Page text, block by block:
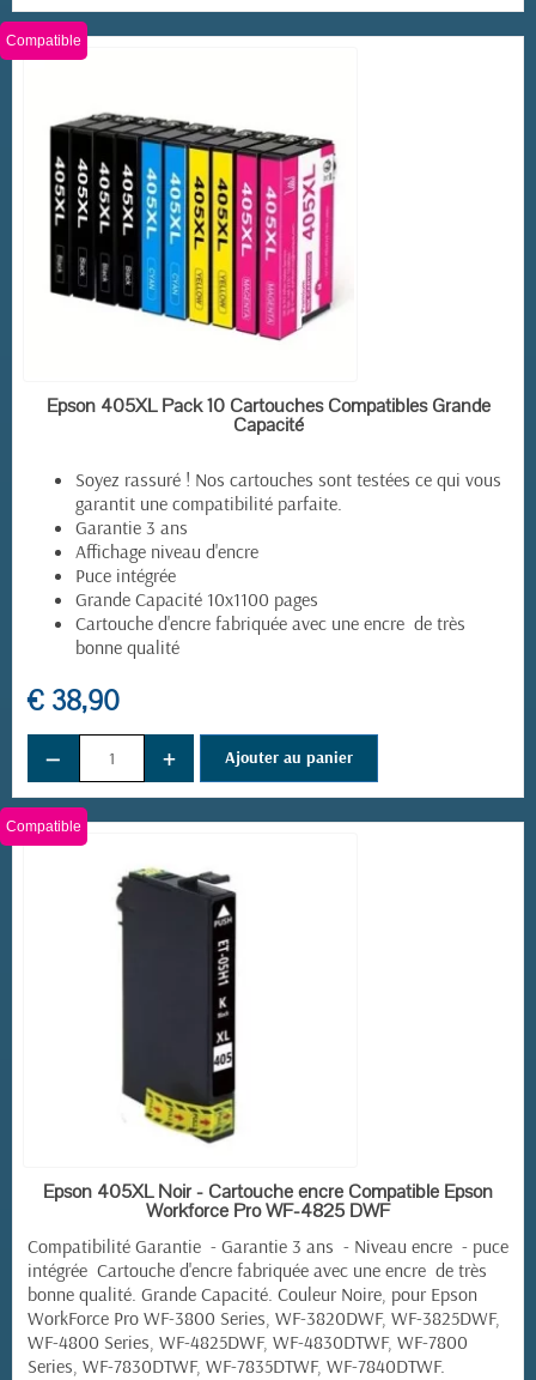
EN STOCK
Compatible
Epson 405XL Pack 10 Cartouches Compatibles Grande
Capacité
Soyez rassuré ! Nos cartouches sont testées ce qui vous
garantit une compatibilité parfaite.
Garantie 3 ans
Affichage niveau d'encre
Puce intégrée
Grande Capacité 10x1100 pages
Cartouche d'encre fabriquée avec une encre de très
bonne qualité
€ 38,90
− + Ajouter au panier
EN STOCK
Compatible
Epson 405XL Noir - Cartouche encre Compatible Epson
Workforce Pro WF-4825 DWF
Compatibilité Garantie - Garantie 3 ans - Niveau encre - puce
intégrée Cartouche d'encre fabriquée avec une encre de très
bonne qualité. Grande Capacité. Couleur Noire, pour Epson
WorkForce Pro WF-3800 Series, WF-3820DWF, WF-3825DWF,
WF-4800 Series, WF-4825DWF, WF-4830DTWF, WF-7800
Series, WF-7830DTWF, WF-7835DTWF, WF-7840DTWF.